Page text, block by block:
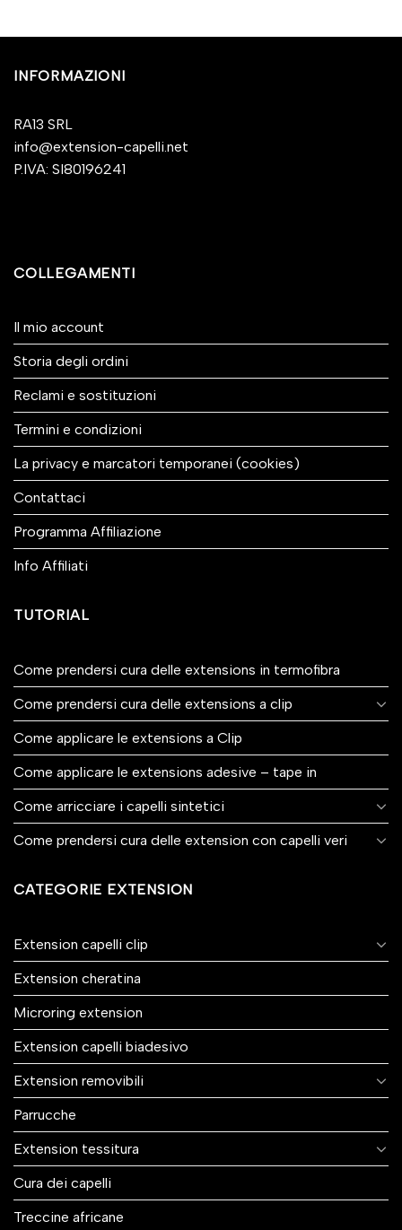
INFORMAZIONI
RA13 SRL
info@extension-capelli.net
P.IVA: SI80196241
COLLEGAMENTI
Il mio account
Storia degli ordini
Reclami e sostituzioni
Termini e condizioni
La privacy e marcatori temporanei (cookies)
Contattaci
Programma Affiliazione
Info Affiliati
TUTORIAL
Come prendersi cura delle extensions in termofibra
Come prendersi cura delle extensions a clip
Come applicare le extensions a Clip
Come applicare le extensions adesive – tape in
Come arricciare i capelli sintetici
Come prendersi cura delle extension con capelli veri
CATEGORIE EXTENSION
Extension capelli clip
Extension cheratina
Microring extension
Extension capelli biadesivo
Extension removibili
Parrucche
Extension tessitura
Cura dei capelli
Treccine africane